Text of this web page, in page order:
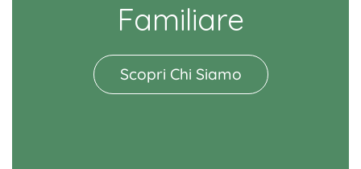
Familiare
Scopri Chi Siamo